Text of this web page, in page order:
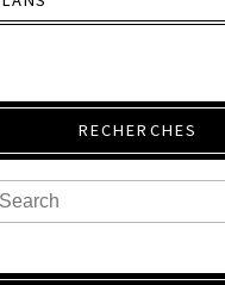
RECHERCHES